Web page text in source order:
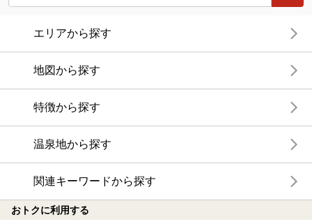
エリアから探す
地図から探す
特徴から探す
温泉地から探す
関連キーワードから探す
おトクに利用する